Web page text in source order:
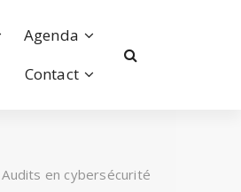
Agenda
Contact
Audits en cybersécurité